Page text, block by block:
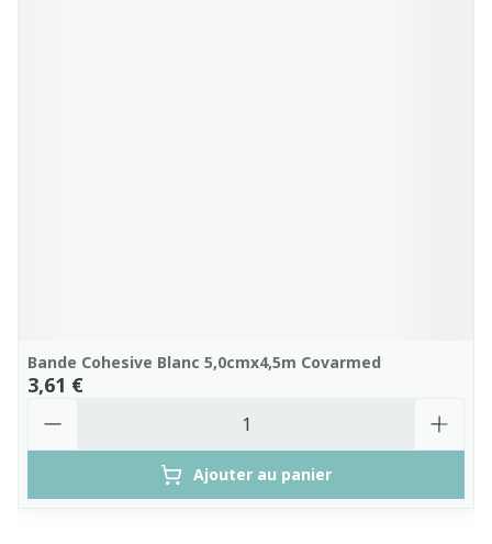
Bande Cohesive Blanc 5,0cmx4,5m Covarmed
3,61 €
Ajouter au panier